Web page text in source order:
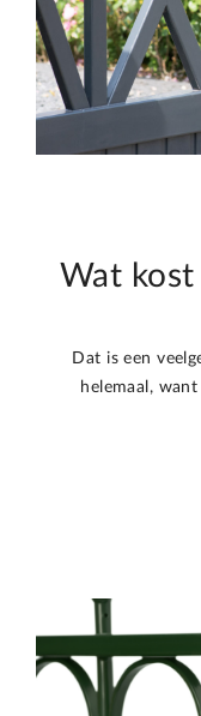
Wat
Dat is een
helemaal,